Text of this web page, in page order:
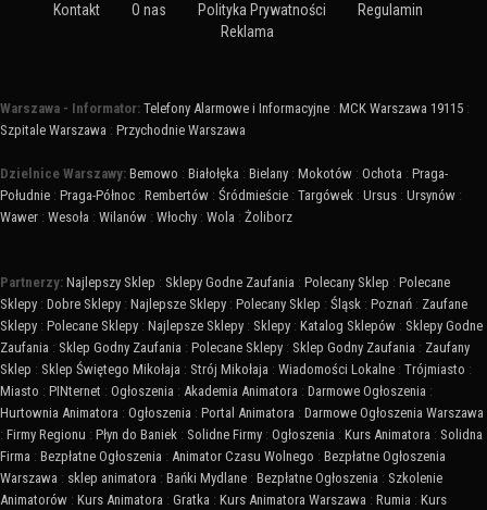
Kontakt O nas Polityka Prywatności
Regulamin
Reklama
Warszawa - Informator: Telefony Alarmowe i Informacyjne : MCK Warszawa 19115 :
Szpitale Warszawa : Przychodnie Warszawa
Dzielnice Warszawy: Bemowo : Białołęka : Bielany : Mokotów : Ochota : Praga-
Południe : Praga-Północ : Rembertów : Śródmieście : Targówek : Ursus : Ursynów :
Wawer : Wesoła : Wilanów : Włochy : Wola : Żoliborz
Partnerzy: Najlepszy Sklep : Sklepy Godne Zaufania : Polecany Sklep : Polecane
Sklepy : Dobre Sklepy : Najlepsze Sklepy : Polecany Sklep : Śląsk : Poznań : Zaufane
Sklepy : Polecane Sklepy : Najlepsze Sklepy : Sklepy : Katalog Sklepów : Sklepy Godne
Zaufania : Sklep Godny Zaufania : Polecane Sklepy : Sklep Godny Zaufania : Zaufany
Sklep : Sklep Świętego Mikołaja : Strój Mikołaja : Wiadomości Lokalne : Trójmiasto :
Miasto : PINternet : Ogłoszenia : Akademia Animatora : Darmowe Ogłoszenia :
Hurtownia Animatora : Ogłoszenia : Portal Animatora : Darmowe Ogłoszenia Warszawa
: Firmy Regionu : Płyn do Baniek : Solidne Firmy : Ogłoszenia : Kurs Animatora : Solidna
Firma : Bezpłatne Ogłoszenia : Animator Czasu Wolnego : Bezpłatne Ogłoszenia
Warszawa : sklep animatora : Bańki Mydlane : Bezpłatne Ogłoszenia : Szkolenie
Animatorów : Kurs Animatora : Gratka : Kurs Animatora Warszawa : Rumia : Kurs